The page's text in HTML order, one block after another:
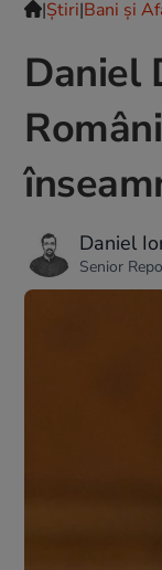
|Ştiri|Bani și
Daniel
Daniel
Senior